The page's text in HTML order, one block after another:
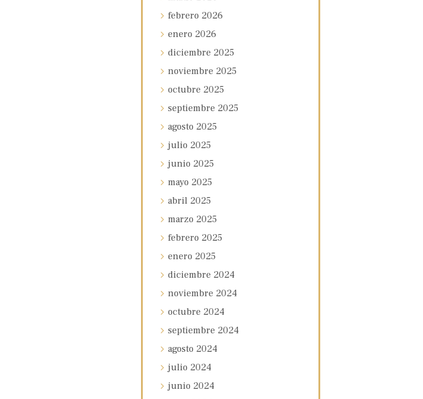
febrero 2026
enero 2026
diciembre 2025
noviembre 2025
octubre 2025
septiembre 2025
agosto 2025
julio 2025
junio 2025
mayo 2025
abril 2025
marzo 2025
febrero 2025
enero 2025
diciembre 2024
noviembre 2024
octubre 2024
septiembre 2024
agosto 2024
julio 2024
junio 2024